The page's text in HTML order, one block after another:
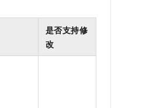
是否支持修
改